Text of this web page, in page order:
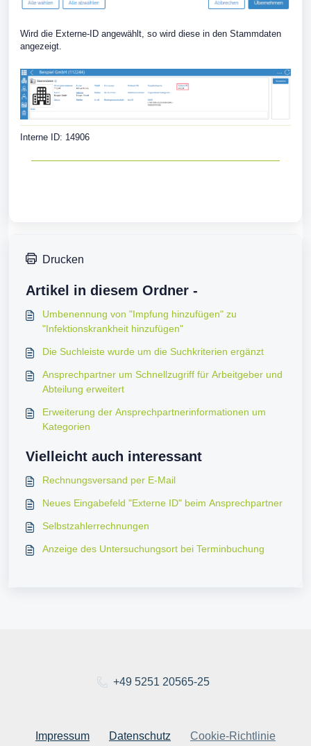
Wird die Externe-ID angewählt, so wird diese in den Stammdaten
angezeigt.
Interne ID: 14906
Drucken
Artikel in diesem Ordner -
Umbenennung von "Impfung hinzufügen" zu
"Infektionskrankheit hinzufügen"
Die Suchleiste wurde um die Suchkriterien ergänzt
Ansprechpartner um Schnellzugriff für Arbeitgeber und
Abteilung erweitert
Erweiterung der Ansprechpartnerinformationen um
Kategorien
Vielleicht auch interessant
Rechnungsversand per E-Mail
Neues Eingabefeld "Externe ID" beim Ansprechpartner
Selbstzahlerrechnungen
Anzeige des Untersuchungsort bei Terminbuchung
+49 5251 20565-25
Impressum Datenschutz Cookie-Richtlinie